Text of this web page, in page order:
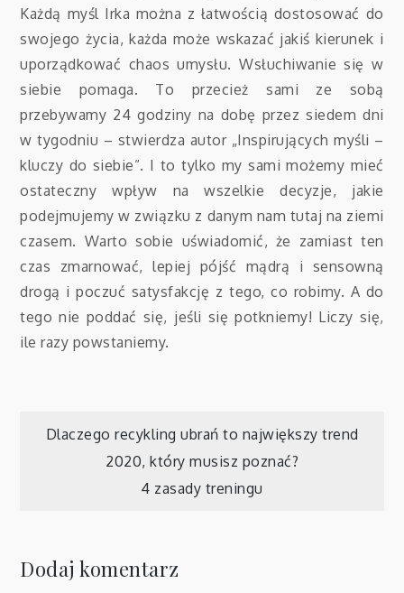
Każdą myśl Irka można z łatwością dostosować do
swojego życia, każda może wskazać jakiś kierunek i
uporządkować chaos umysłu. Wsłuchiwanie się w
siebie pomaga. To przecież sami ze sobą
przebywamy 24 godziny na dobę przez siedem dni
w tygodniu – stwierdza autor „Inspirujących myśli –
kluczy do siebie”. I to tylko my sami możemy mieć
ostateczny wpływ na wszelkie decyzje, jakie
podejmujemy w związku z danym nam tutaj na ziemi
czasem. Warto sobie uświadomić, że zamiast ten
czas zmarnować, lepiej pójść mądrą i sensowną
drogą i poczuć satysfakcję z tego, co robimy. A do
tego nie poddać się, jeśli się potkniemy! Liczy się,
ile razy powstaniemy.
Nawigacja
wpisu
Dlaczego recykling ubrań to największy trend
2020, który musisz poznać?
4 zasady treningu
Dodaj komentarz